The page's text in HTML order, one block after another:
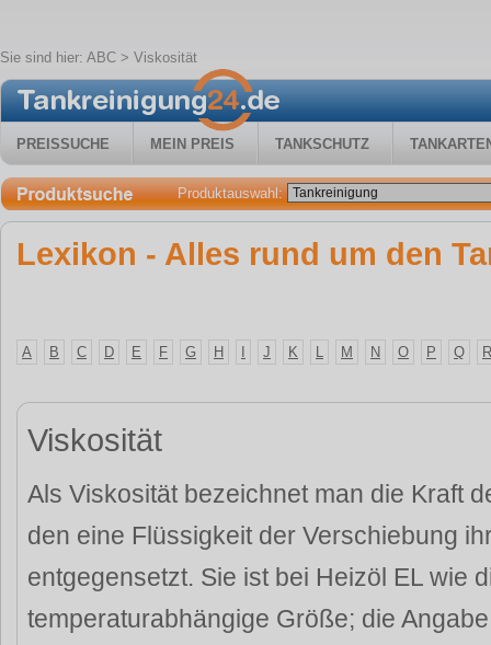
Sie sind hier: ABC > Viskosität
PREISSUCHE MEIN PREIS TANKSCHUTZ
Produktauswahl:
Lexikon - Alles rund um den
A B C D E F G H J K L M N O P Q R
Viskosität
Als Viskosität bezeichnet man die Kraft
den eine Flüssigkeit der Verschiebung
entgegensetzt. Sie ist bei Heizöl EL wie
temperaturabhängige Größe; die